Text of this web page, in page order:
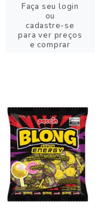
Faça seu login
ou
cadastre-se
para ver preços
e comprar